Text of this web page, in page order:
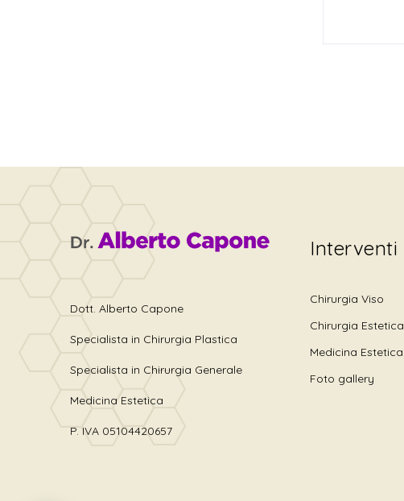
Dott. Alberto Capone
Specialista in Chirurgia Plastica
Specialista in Chirurgia Generale
Medicina Estetica
P. IVA 05104420657
Interventi
Chirurgia Viso
Chirurgia Estetica
Medicina Estetica
Foto gallery